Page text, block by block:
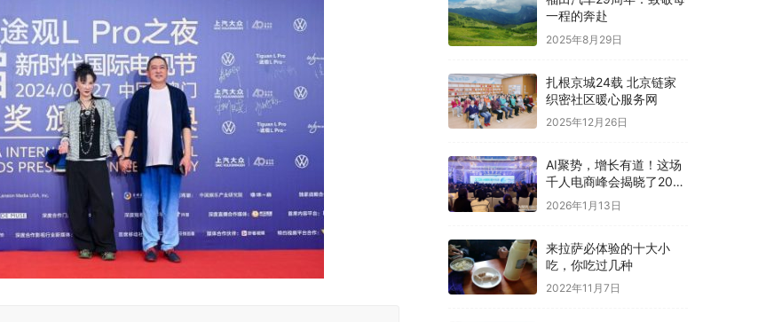
一程的奔赴
2025年8月29日
扎根京城24载 北京链家
织密社区暖心服务网
2025年12月26日
AI聚势，增长有道！这场
千人电商峰会揭晓了2026
电商确定性路径
2026年1月13日
来拉萨必体验的十大小
吃，你吃过几种
2022年11月7日